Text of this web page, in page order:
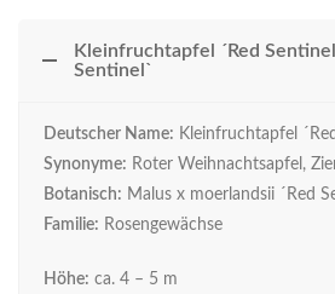
Kleinfruchtapfel ´Red
Sentinel`
Deutscher Name: Kleinfruchtapfel
Synonyme: Roter Weihnachtsapfel,
Botanisch: Malus x moerlandsii ´Red
Familie: Rosengewächse
Höhe: ca. 4 – 5 m